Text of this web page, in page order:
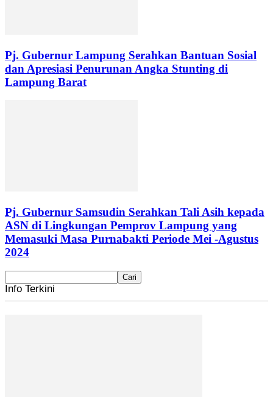
Pj. Gubernur Lampung Serahkan Bantuan Sosial
dan Apresiasi Penurunan Angka Stunting di
Lampung Barat
Pj. Gubernur Samsudin Serahkan Tali Asih kepada
ASN di Lingkungan Pemprov Lampung yang
Memasuki Masa Purnabakti Periode Mei -Agustus
2024
Info Terkini